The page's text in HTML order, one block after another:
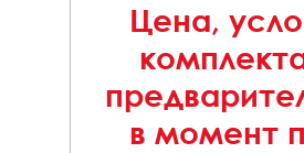
Цена,
в момент